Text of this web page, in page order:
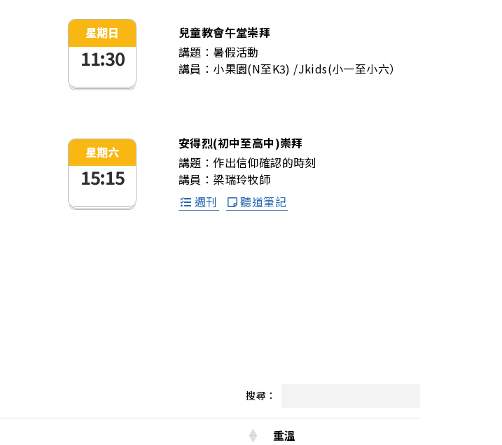
星期日
11:30
兒童教會午堂崇拜
講題： 暑假活動
講員： 小果園(N至K3) /Jkids(小一至小六）
星期六
15:15
安得烈(初中至高中)崇拜
講題：作出信仰確認的時刻
講員： 梁瑞玲牧師
週刊
聽道筆記
搜尋：
重溫